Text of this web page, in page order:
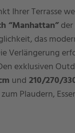
Ihrer Terrasse
“Manhattan”der
das
Verlängerung
exklusiven
und 210/270/
Plaudern,